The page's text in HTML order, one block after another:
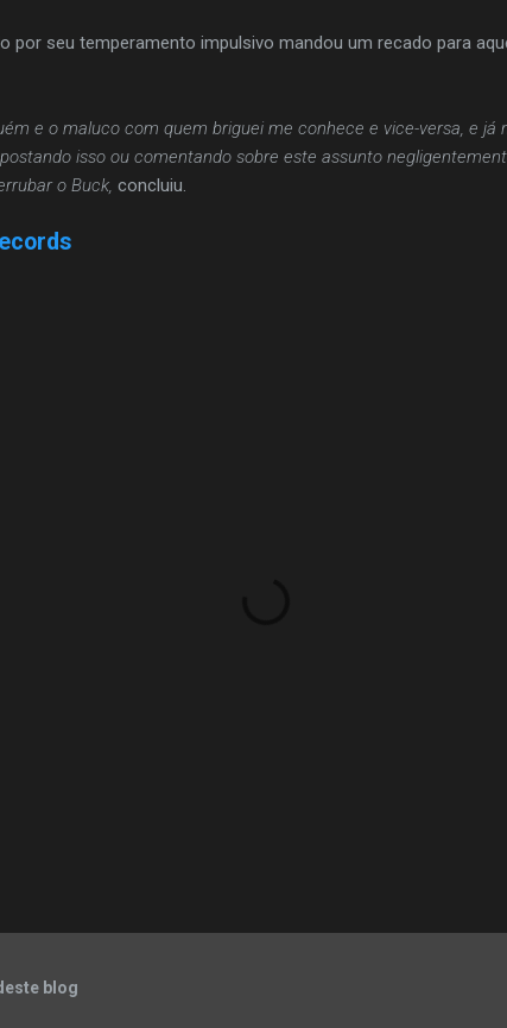
por seu temperamento impulsivo mandou um recado para
e o maluco com quem briguei me conhece e vice-versa, e já
isso ou comentando sobre este assunto
o Buck, concluiu.
blog